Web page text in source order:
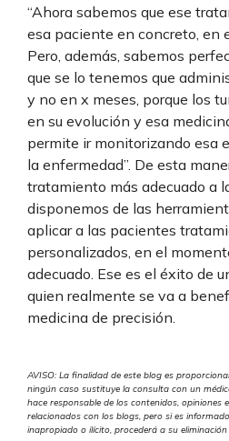
“Ahora sabemos que ese
esa paciente en concreto, en
Pero, además, sabemos
que se lo tenemos que
y no en x meses, porque los
en su evolución y esa
permite ir monitorizando esa
la enfermedad”. De esta
tratamiento más adecuado a
disponemos de las
aplicar a las pacientes
personalizados, en el
adecuado. Ese es el éxito de
quien realmente se va a
medicina de precisión.
AVISO: La finalidad de este blog es
ningún caso sustituye la consulta con un
hace responsable de los contenidos, opiniones
relacionados con los blogs, pero si es
inapropiado o ilícito, procederá a su